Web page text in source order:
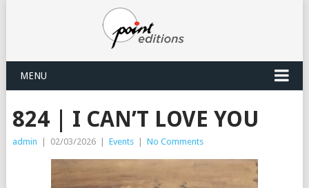
MENU
824 | I CAN’T LOVE YOU
admin 02/03/2026 Events No Comments